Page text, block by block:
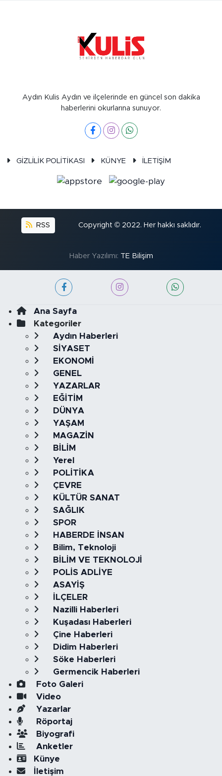
Aydın Kulis Aydın ve ilçelerinde en güncel son dakika
haberlerini okurlarına sunuyor.
GİZLİLİK POLİTİKASI KÜNYE İLETİŞİM
RSS Copyright © 2022. Her hakkı saklıdır.
Haber Yazılımı: TE Bilişim
Ana Sayfa
Kategoriler
Aydın Haberleri
SİYASET
EKONOMİ
GENEL
YAZARLAR
EĞİTİM
DÜNYA
YAŞAM
MAGAZİN
BİLİM
Yerel
POLİTİKA
ÇEVRE
KÜLTÜR SANAT
SAĞLIK
SPOR
HABERDE İNSAN
Bilim, Teknoloji
BİLİM VE TEKNOLOJİ
POLİS ADLİYE
ASAYİŞ
İLÇELER
Nazilli Haberleri
Kuşadası Haberleri
Çine Haberleri
Didim Haberleri
Söke Haberleri
Germencik Haberleri
Foto Galeri
Video
Yazarlar
Röportaj
Biyografi
Anketler
Künye
İletişim